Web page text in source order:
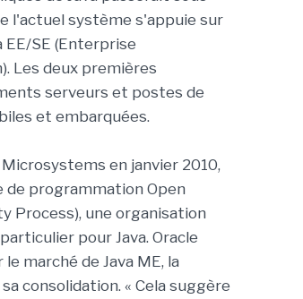
l'actuel système s'appuie sur
SE (Enterprise
Les deux premières
serveurs et postes de
et embarquées.
en janvier 2010,
de programmation Open
Process), une organisation
pour Java. Oracle
marché de Java ME, la
consolidation. « Cela suggère